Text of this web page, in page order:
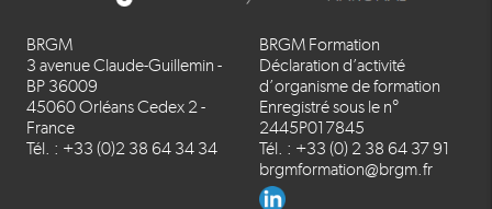
BRGM
3 avenue Claude-Guillemin -
BP 36009
45060 Orléans Cedex 2 -
France
Tél. : +33 (0)2 38 64 34 34
BRGM Formation
Déclaration d’activité
d’organisme de formation
Enregistré sous le n°
2445P017845
Tél. : +33 (0) 2 38 64 37 91
brgmformation@brgm.fr